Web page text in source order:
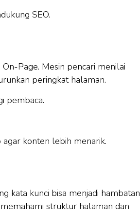
SEO.
Page. Mesin pencari menilai
peringkat halaman.
pembaca.
konten lebih menarik.
kata kunci bisa menjadi hambatan
struktur halaman dan